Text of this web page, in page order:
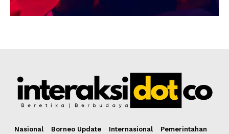
Nasional Borneo Update Internasional
Pemerintahan